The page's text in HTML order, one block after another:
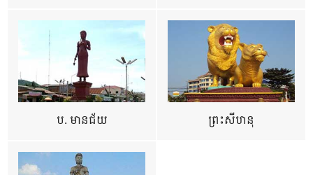
ប. មានជ័យ ព្រះសីហនុ